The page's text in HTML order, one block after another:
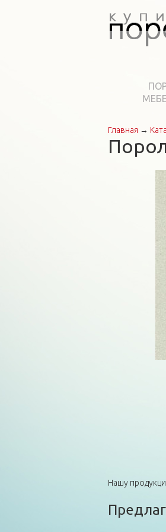
Вы
Главная →
Нашу